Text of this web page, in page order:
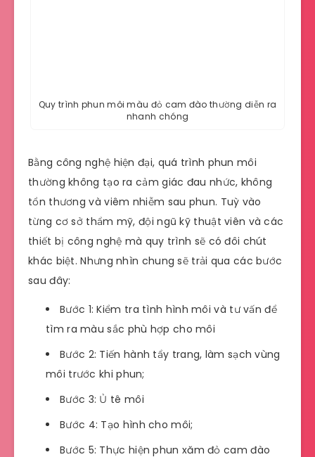
Quy trình phun môi màu đỏ cam đào thường diễn ra
nhanh chóng
Bằng công nghệ hiện đại, quá trình phun môi
thường không tạo ra cảm giác đau nhức, không
tổn thương và viêm nhiễm sau phun. Tuỳ vào
từng cơ sở thẩm mỹ, đội ngũ kỹ thuật viên và các
thiết bị công nghệ mà quy trình sẽ có đôi chút
khác biệt. Nhưng nhìn chung sẽ trải qua các bước
sau đây:
Bước 1: Kiểm tra tình hình môi và tư vấn để
tìm ra màu sắc phù hợp cho môi
Bước 2: Tiến hành tẩy trang, làm sạch vùng
môi trước khi phun;
Bước 3: Ủ tê môi
Bước 4: Tạo hình cho môi;
Bước 5: Thực hiện phun xăm đỏ cam đào